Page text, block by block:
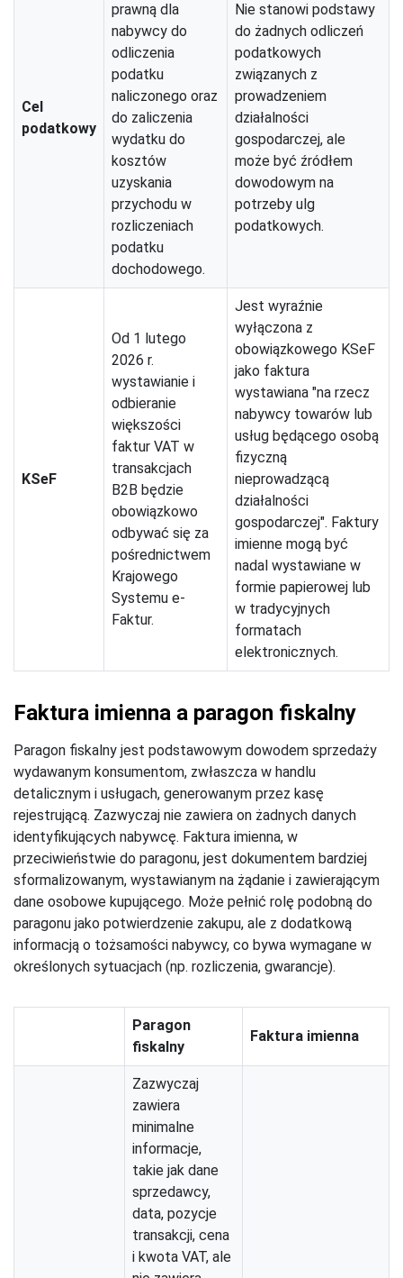
Cel
podatkowy
prawną dla
nabywcy do
odliczenia
podatku
naliczonego oraz
do zaliczenia
wydatku do
kosztów
uzyskania
przychodu w
rozliczeniach
podatku
dochodowego.
Nie stanowi podstawy
do żadnych odliczeń
podatkowych
związanych z
prowadzeniem
działalności
gospodarczej, ale
może być źródłem
dowodowym na
potrzeby ulg
podatkowych.
KSeF
Od 1 lutego
2026 r.
wystawianie i
odbieranie
większości
faktur VAT w
transakcjach
B2B będzie
obowiązkowo
odbywać się za
pośrednictwem
Krajowego
Systemu e-
Faktur.
Jest wyraźnie
wyłączona z
obowiązkowego KSeF
jako faktura
wystawiana "na rzecz
nabywcy towarów lub
usług będącego osobą
fizyczną
nieprowadzącą
działalności
gospodarczej". Faktury
imienne mogą być
nadal wystawiane w
formie papierowej lub
w tradycyjnych
formatach
elektronicznych.
Faktura imienna a paragon fiskalny
Paragon fiskalny jest podstawowym dowodem sprzedaży
wydawanym konsumentom, zwłaszcza w handlu
detalicznym i usługach, generowanym przez kasę
rejestrującą. Zazwyczaj nie zawiera on żadnych danych
identyfikujących nabywcę. Faktura imienna, w
przeciwieństwie do paragonu, jest dokumentem bardziej
sformalizowanym, wystawianym na żądanie i zawierającym
dane osobowe kupującego. Może pełnić rolę podobną do
paragonu jako potwierdzenie zakupu, ale z dodatkową
informacją o tożsamości nabywcy, co bywa wymagane w
określonych sytuacjach (np. rozliczenia, gwarancje).
Paragon
fiskalny
Faktura imienna
Zazwyczaj
zawiera
minimalne
informacje,
takie jak dane
sprzedawcy,
data, pozycje
transakcji, cena
i kwota VAT, ale